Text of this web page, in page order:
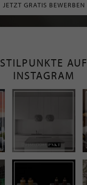
JETZT GRATIS BEWERBEN
STILPUNKTE AUF
INSTAGRAM